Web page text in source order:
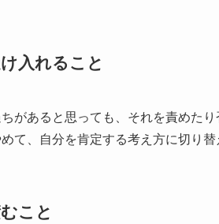
入れること
があると思っても、それを責めた
て、自分を肯定する考え方に切り
こと